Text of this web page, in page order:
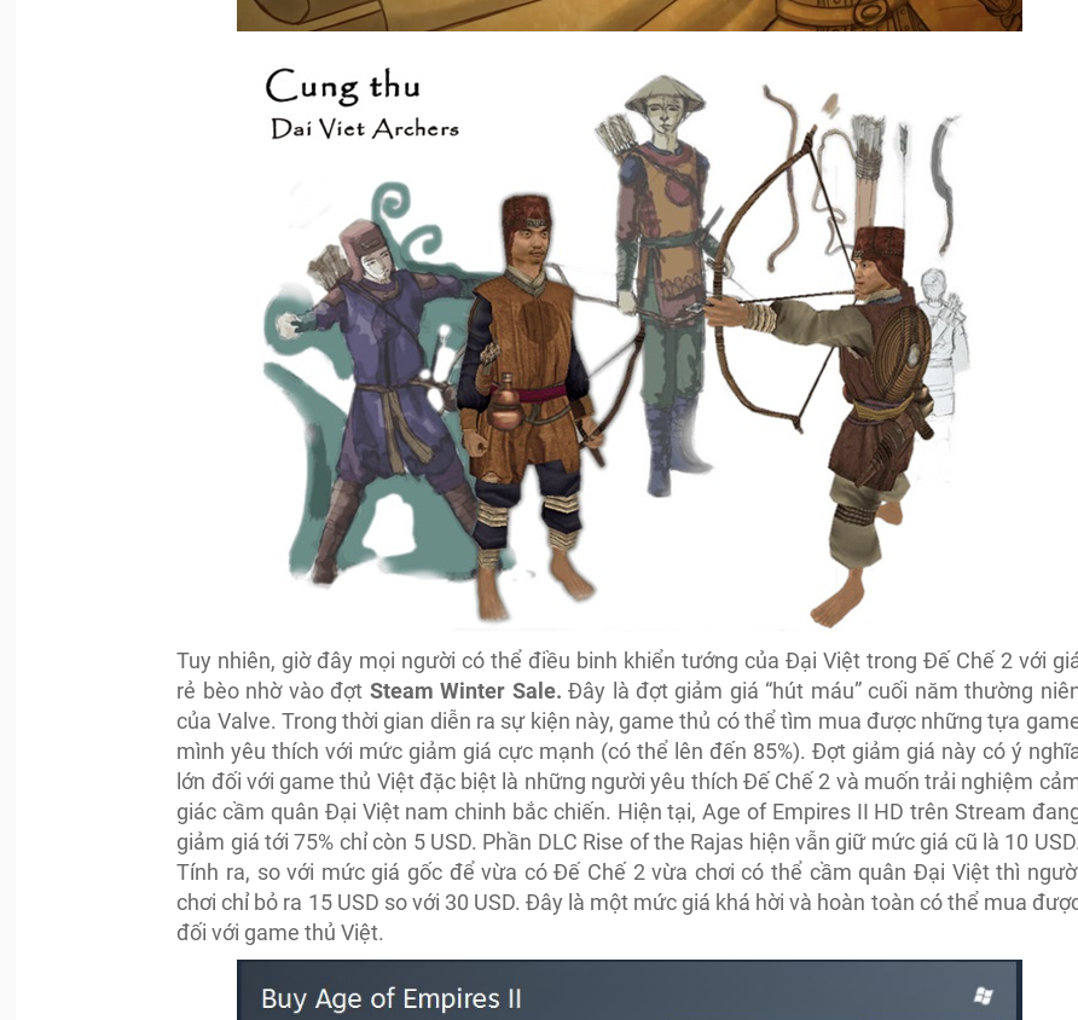
Tuy nhiên, giờ đây mọi người có thể điều binh khiển tướng của Đại Việt trong Đế Chế 2 với
rẻ bèo nhờ vào đợt Steam Winter Sale.Đây là đợt giảm giá “hút máu” cuối năm thường
của Valve. Trong thời gian diễn ra sự kiện này, game thủ có thể tìm mua được những tựa
mình yêu thích với mức giảm giá cực mạnh (có thể lên đến 85%). Đợt giảm giá này có ý
lớn đối với game thủ Việt đặc biệt là những người yêu thích Đế Chế 2 và muốn trải nghiệm
giác cầm quân Đại Việt nam chinh bắc chiến. Hiện tại, Age of Empires II HD trên Stream
giảm giá tới 75% chỉ còn 5 USD. Phần DLC Rise of the Rajas hiện vẫn giữ mức giá cũ là 10 USD.
Tính ra, so với mức giá gốc để vừa có Đế Chế 2 vừa chơi có thể cầm quân Đại Việt thì
chơi chỉ bỏ ra 15 USD so với 30 USD. Đây là một mức giá khá hời và hoàn toàn có thể mua
đối với game thủ Việt.